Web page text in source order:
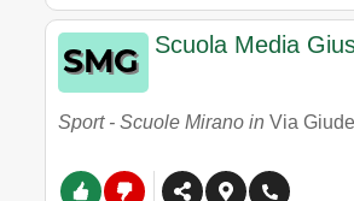
Scuola Media
Sport - Scuole Mirano in Via